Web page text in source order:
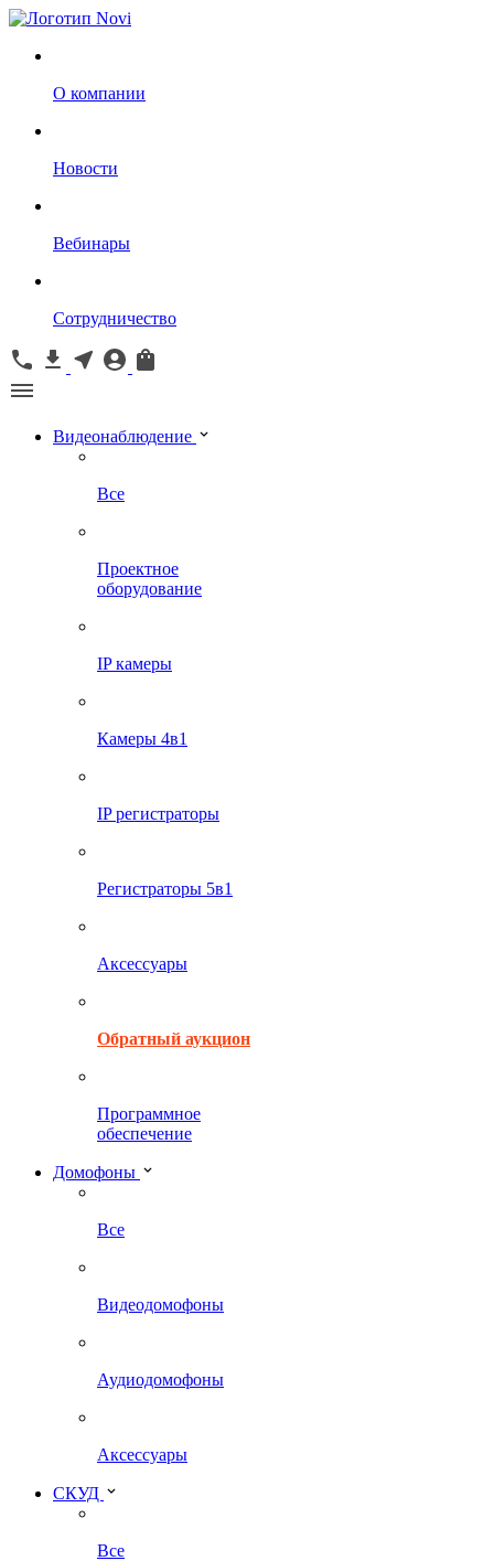
О компании
Новости
Вебинары
Сотрудничество
Видеонаблюдение
Все
Проектное
оборудование
IP камеры
Камеры 4в1
IP регистраторы
Регистраторы 5в1
Аксессуары
Обратный аукцион
Программное
обеспечение
Домофоны
Все
Видеодомофоны
Аудиодомофоны
Аксессуары
СКУД
Все